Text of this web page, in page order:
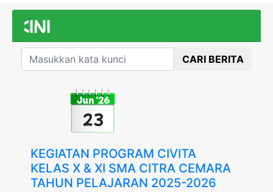
CARI BERITA
Jun '26
23
KEGIATAN PROGRAM CIVITA
KELAS X & XI SMA CITRA CEMARA
TAHUN PELAJARAN 2025-2026